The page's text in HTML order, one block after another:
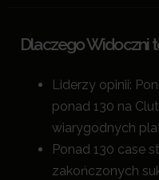
Dlaczego Widoczni
Liderzy opinii:
ponad 130 na
wiarygodnych
Ponad 130 case
zakończonych